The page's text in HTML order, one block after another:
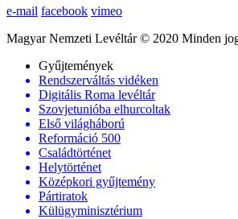
e-mail facebook vimeo
Magyar Nemzeti Levéltár © 2020 Minden
Gyűjtemények
Rendszerváltás vidéken
Digitális Roma levéltár
Szovjetunióba elhurcoltak
Első világháború
Reformáció 500
Családtörténet
Helytörténet
Középkori gyűjtemény
Pártiratok
Külügyminisztérium